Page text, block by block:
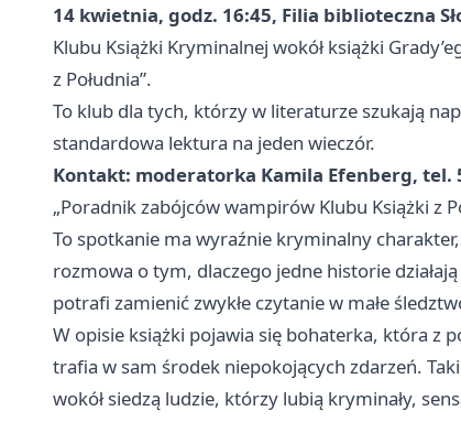
14 kwietnia, godz. 16:45, Filia biblioteczna
Klubu Książki Kryminalnej wokół książki
z Południa”.
To klub dla tych, którzy w literaturze szukają
standardowa lektura na jeden wieczór.
Kontakt: moderatorka Kamila Efenberg, tel.
„Poradnik zabójców wampirów Klubu Książki z
To spotkanie ma wyraźnie kryminalny
rozmowa o tym, dlaczego jedne historie
potrafi zamienić zwykłe czytanie w małe
W opisie książki pojawia się bohaterka, która z
trafia w sam środek niepokojących zdarzeń.
wokół siedzą ludzie, którzy lubią kryminały,